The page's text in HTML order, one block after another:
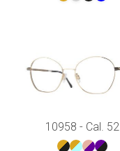
10958 - Cal. 52